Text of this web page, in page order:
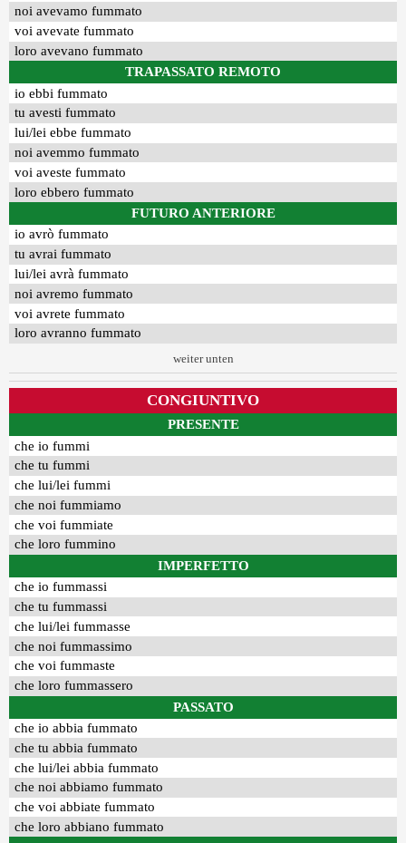
noi avevamo fummato
voi avevate fummato
loro avevano fummato
TRAPASSATO REMOTO
io ebbi fummato
tu avesti fummato
lui/lei ebbe fummato
noi avemmo fummato
voi aveste fummato
loro ebbero fummato
FUTURO ANTERIORE
io avrò fummato
tu avrai fummato
lui/lei avrà fummato
noi avremo fummato
voi avrete fummato
loro avranno fummato
weiter unten
CONGIUNTIVO
PRESENTE
che io fummi
che tu fummi
che lui/lei fummi
che noi fummiamo
che voi fummiate
che loro fummino
IMPERFETTO
che io fummassi
che tu fummassi
che lui/lei fummasse
che noi fummassimo
che voi fummaste
che loro fummassero
PASSATO
che io abbia fummato
che tu abbia fummato
che lui/lei abbia fummato
che noi abbiamo fummato
che voi abbiate fummato
che loro abbiano fummato